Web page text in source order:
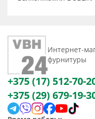
Интернет-
фурнитуры
+375 (17) 512-70-
+375 (29) 679-19-